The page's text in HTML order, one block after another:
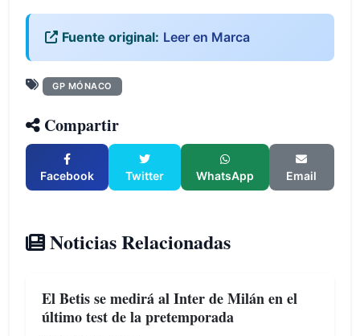
Fuente original: Leer en Marca
GP MÓNACO
Compartir
Facebook Twitter WhatsApp Email
Noticias Relacionadas
El Betis se medirá al Inter de Milán en el
último test de la pretemporada